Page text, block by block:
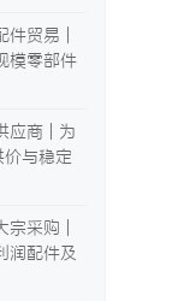
贸易 |
模零部件
应商 | 为
与稳定
采购 |
润配件及